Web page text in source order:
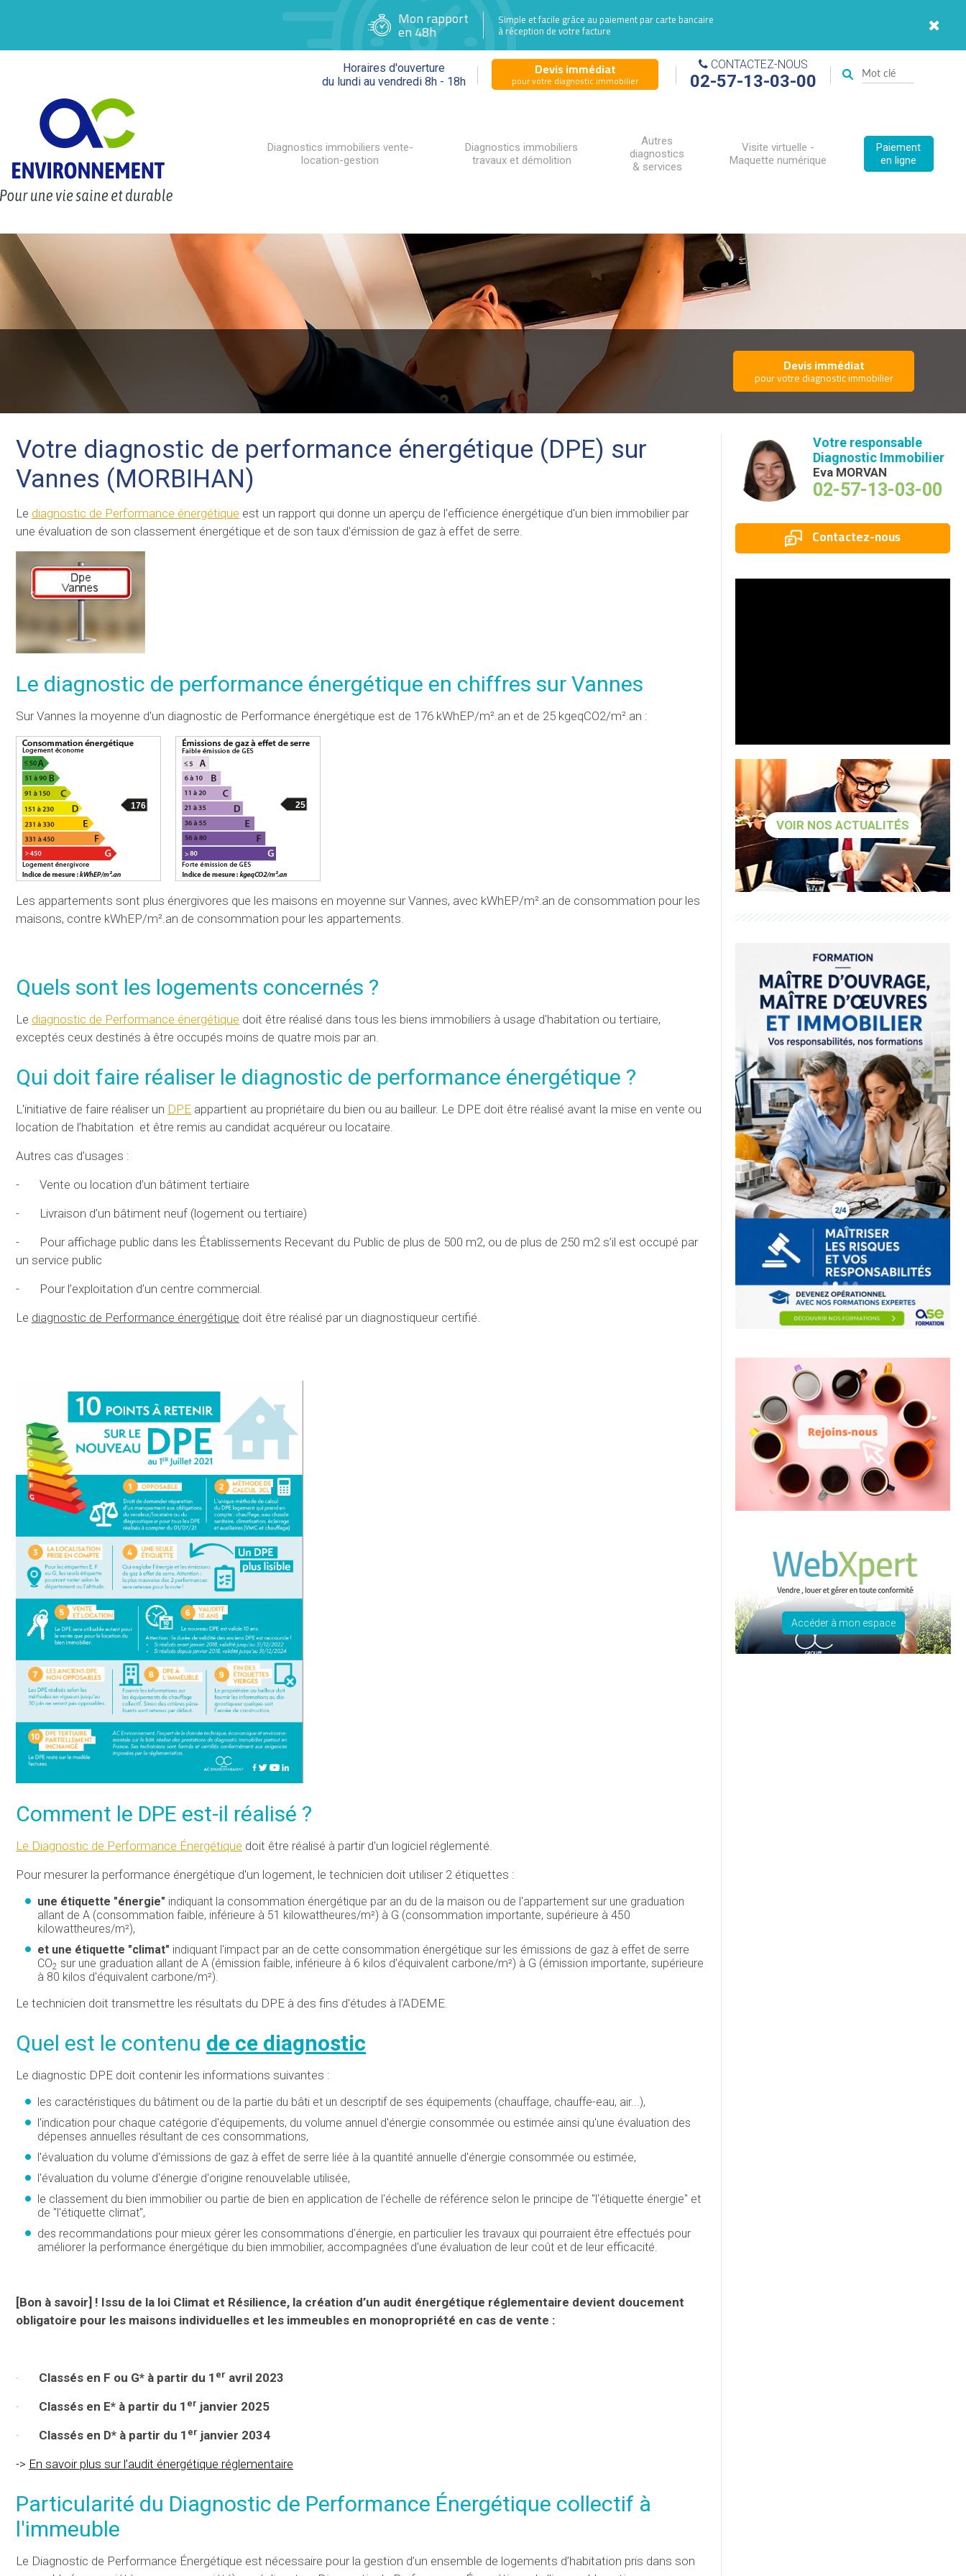
Mon rapport
en 48h
Simple et facile grâce au paiement par carte bancaire
à réception de votre facture
Horaires d'ouverture
du lundi au vendredi 8h - 18h
Devis immédiat
pour votre diagnostic immobilier
CONTACTEZ-NOUS
02-57-13-03-00
Diagnostics immobiliers vente-
location-gestion
Diagnostics immobiliers
travaux et démolition
Autres
diagnostics
& services
Visite virtuelle -
Maquette numérique
Paiement
en ligne
Devis immédiat
pour votre diagnostic immobilier
Votre diagnostic de performance énergétique (DPE) sur
Vannes (MORBIHAN)
Le diagnostic de Performance énergétique est un rapport qui donne un aperçu de l'efficience énergétique d'un bien immobilier par
une évaluation de son classement énergétique et de son taux d'émission de gaz à effet de serre.
Le diagnostic de performance énergétique en chiffres sur Vannes
Sur Vannes la moyenne d'un diagnostic de Performance énergétique est de 176 kWhEP/m².an et de 25 kgeqCO2/m².an :
176 25
Les appartements sont plus énergivores que les maisons en moyenne sur Vannes, avec kWhEP/m².an de consommation pour les
maisons, contre kWhEP/m².an de consommation pour les appartements.
Quels sont les logements concernés ?
Le diagnostic de Performance énergétique doit être réalisé dans tous les biens immobiliers à usage d'habitation ou tertiaire,
exceptés ceux destinés à être occupés moins de quatre mois par an.
Qui doit faire réaliser le diagnostic de performance énergétique ?
L'initiative de faire réaliser un DPE appartient au propriétaire du bien ou au bailleur. Le DPE doit être réalisé avant la mise en vente ou
location de l’habitation et être remis au candidat acquéreur ou locataire.
Autres cas d’usages :
- Vente ou location d’un bâtiment tertiaire
- Livraison d’un bâtiment neuf (logement ou tertiaire)
- Pour affichage public dans les Établissements Recevant du Public de plus de 500 m2, ou de plus de 250 m2 s’il est occupé par
un service public
- Pour l’exploitation d’un centre commercial.
Le diagnostic de Performance énergétique doit être réalisé par un diagnostiqueur certifié.
Comment le DPE est-il réalisé ?
Le Diagnostic de Performance Énergétique doit être réalisé à partir d'un logiciel réglementé.
Pour mesurer la performance énergétique d'un logement, le technicien doit utiliser 2 étiquettes :
une étiquette "énergie" indiquant la consommation énergétique par an du de la maison ou de l'appartement sur une graduation
allant de A (consommation faible, inférieure à 51 kilowattheures/m²) à G (consommation importante, supérieure à 450
kilowattheures/m²),
et une étiquette "climat" indiquant l'impact par an de cette consommation énergétique sur les émissions de gaz à effet de serre
CO2 sur une graduation allant de A (émission faible, inférieure à 6 kilos d'équivalent carbone/m²) à G (émission importante, supérieure
à 80 kilos d'équivalent carbone/m²).
Le technicien doit transmettre les résultats du DPE à des fins d'études à l'ADEME.
Quel est le contenu de ce diagnostic
Le diagnostic DPE doit contenir les informations suivantes :
les caractéristiques du bâtiment ou de la partie du bâti et un descriptif de ses équipements (chauffage, chauffe-eau, air...),
l'indication pour chaque catégorie d'équipements, du volume annuel d'énergie consommée ou estimée ainsi qu'une évaluation des
dépenses annuelles résultant de ces consommations,
l'évaluation du volume d'émissions de gaz à effet de serre liée à la quantité annuelle d'énergie consommée ou estimée,
l'évaluation du volume d'énergie d'origine renouvelable utilisée,
le classement du bien immobilier ou partie de bien en application de l'échelle de référence selon le principe de "l'étiquette énergie" et
de "l'étiquette climat",
des recommandations pour mieux gérer les consommations d'énergie, en particulier les travaux qui pourraient être effectués pour
améliorer la performance énergétique du bien immobilier, accompagnées d'une évaluation de leur coût et de leur efficacité.
[Bon à savoir] ! Issu de la loi Climat et Résilience, la création d’un audit énergétique réglementaire devient doucement
obligatoire pour les maisons individuelles et les immeubles en monopropriété en cas de vente :
· Classés en F ou G* à partir du 1 er avril 2023
· Classés en E* à partir du 1 er janvier 2025
· Classés en D* à partir du 1 er janvier 2034
-> En savoir plus sur l’audit énergétique réglementaire
Particularité du Diagnostic de Performance Énergétique collectif à
l'immeuble
Le Diagnostic de Performance Énergétique est nécessaire pour la gestion d’un ensemble de logements d’habitation pris dans son
Votre responsable
Diagnostic Immobilier
Eva MORVAN
02-57-13-03-00
Contactez-nous
VOIR NOS ACTUALITÉS
Accéder à mon espace